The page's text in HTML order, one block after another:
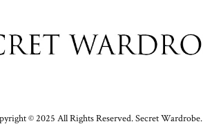
© 2025 All Rights Reserved. Secret Wardrobe.